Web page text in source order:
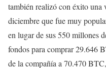
también realizó con éxito una
diciembre que fue muy
en lugar de sus 550 millones
fondos para comprar 29.646
de la compañía a 70.470